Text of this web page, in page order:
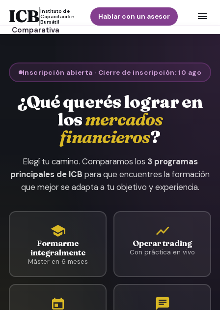
ICBInstituto de
Capacitación
Bursátil
Tu objetivo
Comparativa
FAQs
Hablar con un asesor
Inscripción abierta · Cierre de inscripción: 10 ago
¿Qué querés lograr en
losmercados
financieros?
Elegí tu camino. Comparamos los 3 programas
principales de ICB para que encuentres la formación
que mejor se adapta a tu objetivo y experiencia.
Formarme
integralmente
Máster en 6 meses
Operar trading
Con práctica en vivo